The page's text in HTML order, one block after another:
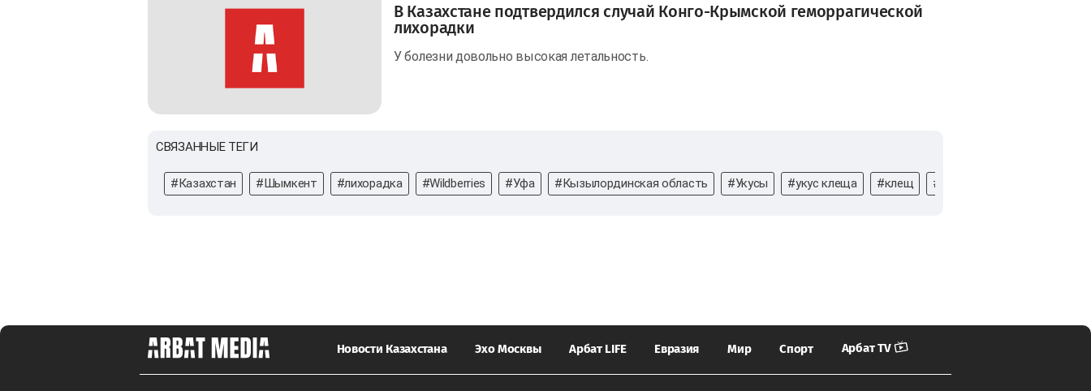
В Казахстане подтвердился случай Конго-Крымской геморрагической
лихорадки
У болезни довольно высокая летальность.
СВЯЗАННЫЕ ТЕГИ
#Казахстан #Шымкент #лихорадка #Wildberries #Уфа #Кызылординская область #Укусы #укус клеща #клещ #смерть
Новости Казахстана Эхо Москвы Арбат LIFE Евразия Мир Спорт Арбат TV